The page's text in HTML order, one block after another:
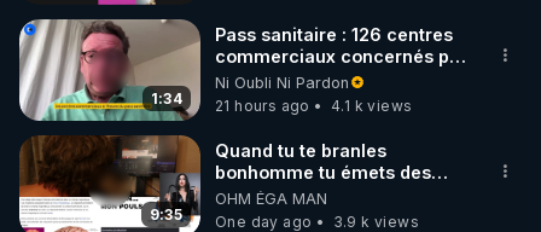
1:34
Pass sanitaire : 126 centres
commerciaux concernés par
l'obligation dans toute la
France
Ni Oubli Ni Pardon
21 hours ago
4.1 k views
9:35
Quand tu te branles
bonhomme tu émets des
ondes ils ont juste omis de
t'expliquer
OHM ÉGA MAN
One day ago
3.9 k views